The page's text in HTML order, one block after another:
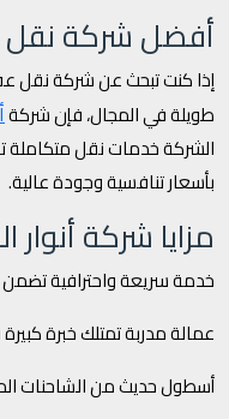
أفضل شركة
إذا كنت تبحث عن شركة نقل
طويلة في المجال، فإن شركة
الشركة خدمات نقل متكاملة
بأسعار تنافسية وجودة عالية.
مزايا شركة
خدمة سريعة واحترافية
عمالة مدربة تمتلك خبرة
أسطول حديث من الشاحنات